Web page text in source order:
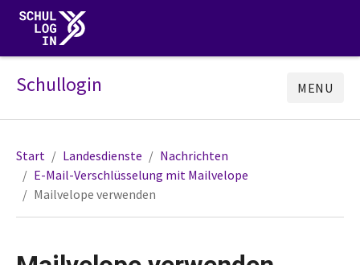
Schullogin MENU
Start Landesdienste
Nachrichten
E-Mail-Verschlüsselung mit Mailvelope
Mailvelope verwenden